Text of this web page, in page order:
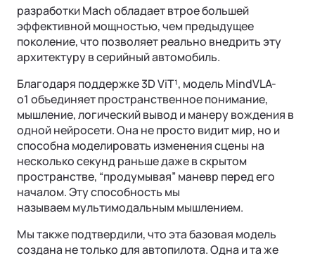
разработки Mach обладает втрое большей
эффективной мощностью, чем предыдущее
поколение, что позволяет реально внедрить эту
архитектуру в серийный автомобиль.
Благодаря поддержке 3D ViT¹, модель MindVLA-
о1 объединяет пространственное понимание,
мышление, логический вывод и манеру вождения в
одной нейросети. Она не просто видит мир, но и
способна моделировать изменения сцены на
несколько секунд раньше даже в скрытом
пространстве, “продумывая” маневр перед его
началом. Эту способность мы
называем мультимодальным мышлением.
Мы также подтвердили, что эта базовая модель
создана не только для автопилота. Одна и та же